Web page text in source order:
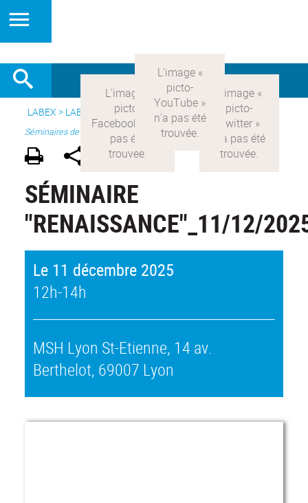
LABEX > LABEX COMOD> Version française > Recherche >
Séminaires de recherche
SÉMINAIRE
"RENAISSANCE"_11/12/
Le 11 décembre 2025
12h-14h
MSH Lyon St-Etienne, 14 av.
Berthelot, 69007 Lyon